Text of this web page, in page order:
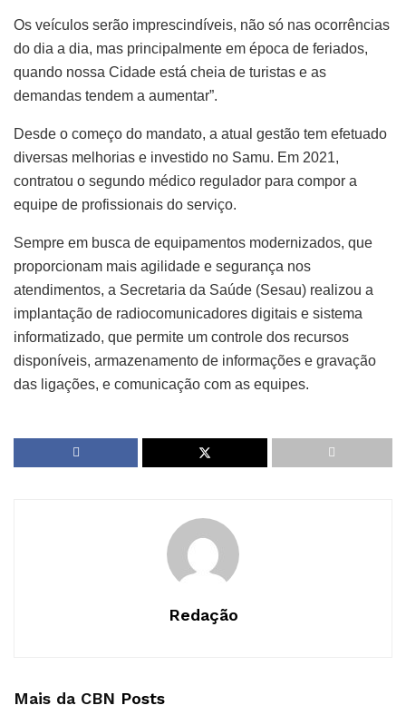
Os veículos serão imprescindíveis, não só nas ocorrências
do dia a dia, mas principalmente em época de feriados,
quando nossa Cidade está cheia de turistas e as
demandas tendem a aumentar”.
Desde o começo do mandato, a atual gestão tem efetuado
diversas melhorias e investido no Samu. Em 2021,
contratou o segundo médico regulador para compor a
equipe de profissionais do serviço.
Sempre em busca de equipamentos modernizados, que
proporcionam mais agilidade e segurança nos
atendimentos, a Secretaria da Saúde (Sesau) realizou a
implantação de radiocomunicadores digitais e sistema
informatizado, que permite um controle dos recursos
disponíveis, armazenamento de informações e gravação
das ligações, e comunicação com as equipes.
Redação
Mais da CBN Posts